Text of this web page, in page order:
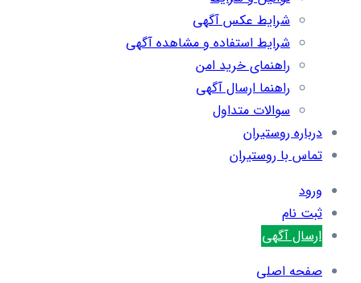
شرایط عکس آگهی
شرایط استفاده و مشاهده آگهی
راهنمای خرید امن
راهنما ارسال آگهی
سوالات متداول
درباره روستیران
تماس با روستیران
ورود
ثبت نام
ارسال آگهی
صفحه اصلی